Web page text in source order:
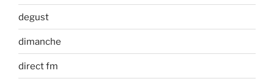
degust
dimanche
direct fm